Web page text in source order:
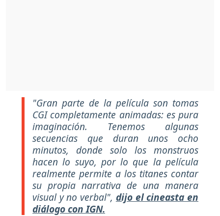
"Gran parte de la película son tomas
CGI completamente animadas: es pura
imaginación. Tenemos algunas
secuencias que duran unos ocho
minutos, donde solo los monstruos
hacen lo suyo, por lo que la película
realmente permite a los titanes contar
su propia narrativa de una manera
visual y no verbal", dijo el cineasta en
diálogo con IGN.